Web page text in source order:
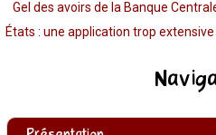
Gel des avoirs de la Banque
États : une application trop